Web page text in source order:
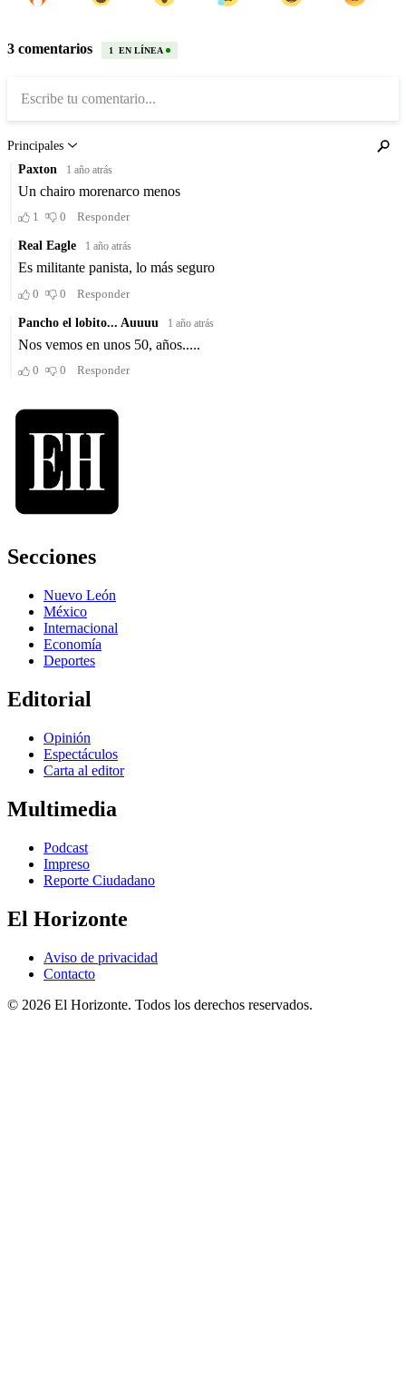
Secciones
Nuevo León
México
Internacional
Economía
Deportes
Editorial
Opinión
Espectáculos
Carta al editor
Multimedia
Podcast
Impreso
Reporte Ciudadano
El Horizonte
Aviso de privacidad
Contacto
© 2026 El Horizonte. Todos los derechos reservados.